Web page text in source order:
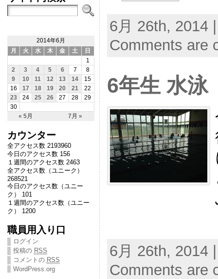
2014年6月
月
火 水 木 金 土 日
« 5月 7月 »
1
2
3 4 5 6 7
8
9
10 11 12 13 14
15
16
17 18 19 20 21
22
23
24 25 26 27 28
29
30
カウンター
全アクセス数 2193960
今日のアクセス数 156
１週間のアクセス数 2463
全アクセス数（ユニーク）
268521
今日のアクセス数（ユニー
ク） 101
１週間のアクセス数（ユニー
ク） 1200
職員用入り口
ログイン
投稿の RSS
コメントの RSS
WordPress.org
6月 26th, 2014
Comments are
6年生 水泳
6月 26th, 2014
Comments are